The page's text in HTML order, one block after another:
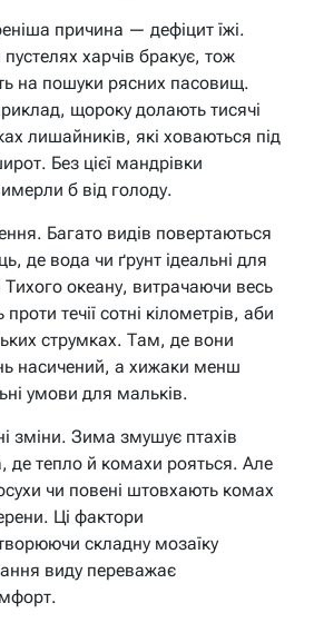
причина — дефіцит їжі.
харчів бракує, тож
на пошуки рясних пасовищ.
щороку долають тисячі
лишайників, які ховаються під
Без цієї мандрівки
б від голоду.
Багато видів повертаються
де вода чи ґрунт ідеальні для
океану, витрачаючи весь
течії сотні кілометрів, аби
струмках. Там, де вони
насичений, а хижаки менш
умови для мальків.
зміни. Зима змушує птахів
де тепло й комахи рояться. Але
чи повені штовхають комах
Ці фактори
складну мозаїку
виду переважає